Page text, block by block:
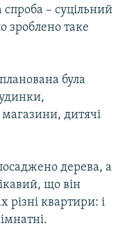
– суцільний
зроблено таке
була
дитячі
дерева, а
що він
різні квартири: і